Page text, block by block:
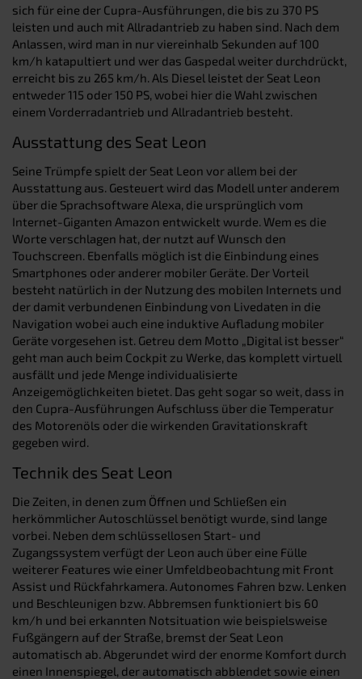
sich für eine der Cupra-Ausführungen, die bis zu 370 PS
leisten und auch mit Allradantrieb zu haben sind. Nach dem
Anlassen, wird man in nur viereinhalb Sekunden auf 100
km/h katapultiert und wer das Gaspedal weiter durchdrückt,
erreicht bis zu 265 km/h. Als Diesel leistet der Seat Leon
entweder 115 oder 150 PS, wobei hier die Wahl zwischen
einem Vorderradantrieb und Allradantrieb besteht.
Ausstattung des Seat Leon
Seine Trümpfe spielt der Seat Leon vor allem bei der
Ausstattung aus. Gesteuert wird das Modell unter anderem
über die Sprachsoftware Alexa, die ursprünglich vom
Internet-Giganten Amazon entwickelt wurde. Wem es die
Worte verschlagen hat, der nutzt auf Wunsch den
Touchscreen. Ebenfalls möglich ist die Einbindung eines
Smartphones oder anderer mobiler Geräte. Der Vorteil
besteht natürlich in der Nutzung des mobilen Internets und
der damit verbundenen Einbindung von Livedaten in die
Navigation wobei auch eine induktive Aufladung mobiler
Geräte vorgesehen ist. Getreu dem Motto „Digital ist besser“
geht man auch beim Cockpit zu Werke, das komplett virtuell
ausfällt und jede Menge individualisierte
Anzeigemöglichkeiten bietet. Das geht sogar so weit, dass in
den Cupra-Ausführungen Aufschluss über die Temperatur
des Motorenöls oder die wirkenden Gravitationskraft
gegeben wird.
Technik des Seat Leon
Die Zeiten, in denen zum Öffnen und Schließen ein
herkömmlicher Autoschlüssel benötigt wurde, sind lange
vorbei. Neben dem schlüssellosen Start- und
Zugangssystem verfügt der Leon auch über eine Fülle
weiterer Features wie einer Umfeldbeobachtung mit Front
Assist und Rückfahrkamera. Autonomes Fahren bzw. Lenken
und Beschleunigen bzw. Abbremsen funktioniert bis 60
km/h und bei erkannten Notsituation wie beispielsweise
Fußgängern auf der Straße, bremst der Seat Leon
automatisch ab. Abgerundet wird der enorme Komfort durch
einen Innenspiegel, der automatisch abblendet sowie einen